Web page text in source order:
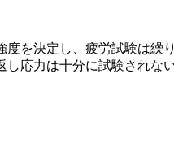
を決定し、疲労試験は繰
応力は十分に試験されな